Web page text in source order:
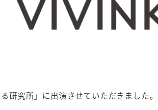
研究所」に出演させていただきました